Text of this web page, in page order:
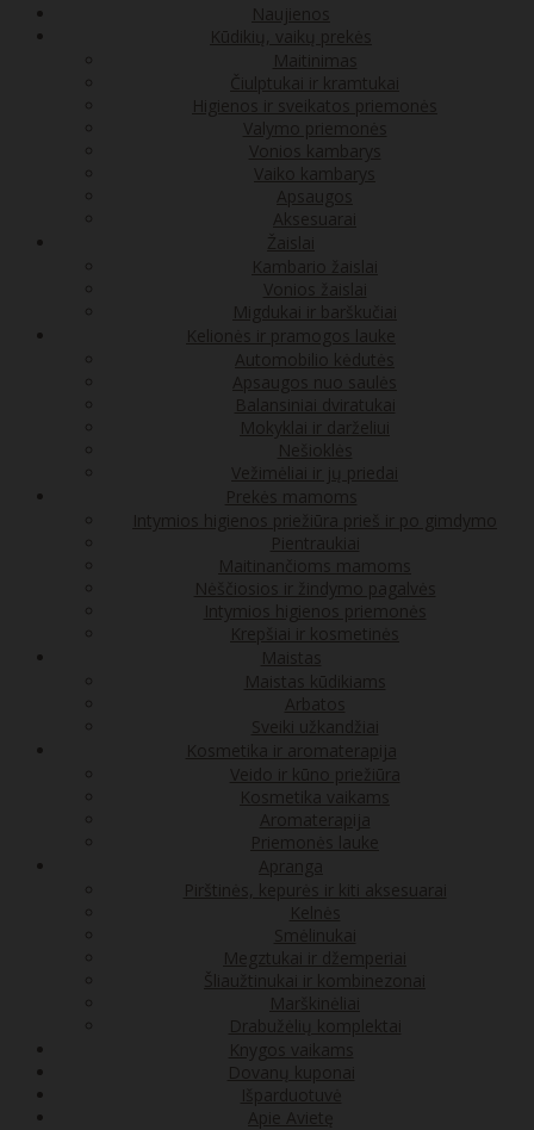
Naujienos
Kūdikių, vaikų prekės
Maitinimas
Čiulptukai ir kramtukai
Higienos ir sveikatos priemonės
Valymo priemonės
Vonios kambarys
Vaiko kambarys
Apsaugos
Aksesuarai
Žaislai
Kambario žaislai
Vonios žaislai
Migdukai ir barškučiai
Kelionės ir pramogos lauke
Automobilio kėdutės
Apsaugos nuo saulės
Balansiniai dviratukai
Mokyklai ir darželiui
Nešioklės
Vežimėliai ir jų priedai
Prekės mamoms
Intymios higienos priežiūra prieš ir po gimdymo
Pientraukiai
Maitinančioms mamoms
Nėščiosios ir žindymo pagalvės
Intymios higienos priemonės
Krepšiai ir kosmetinės
Maistas
Maistas kūdikiams
Arbatos
Sveiki užkandžiai
Kosmetika ir aromaterapija
Veido ir kūno priežiūra
Kosmetika vaikams
Aromaterapija
Priemonės lauke
Apranga
Pirštinės, kepurės ir kiti aksesuarai
Kelnės
Smėlinukai
Megztukai ir džemperiai
Šliaužtinukai ir kombinezonai
Marškinėliai
Drabužėlių komplektai
Knygos vaikams
Dovanų kuponai
Išparduotuvė
Apie Avietę